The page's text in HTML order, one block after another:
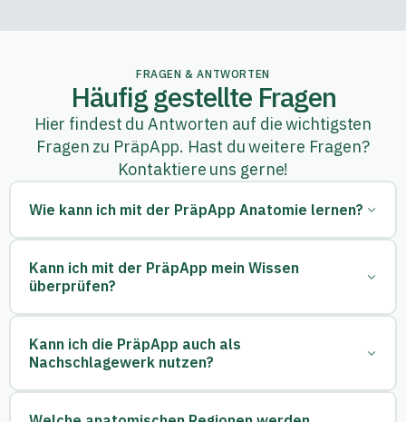
FRAGEN & ANTWORTEN
Häufig gestellte Fragen
Hier findest du Antworten auf die wichtigsten
Fragen zu PräpApp. Hast du weitere Fragen?
Kontaktiere uns gerne!
Wie kann ich mit der PräpApp Anatomie lernen?
Mit der PräpApp kannst du systematisch für deine
Anatomieprüfungen lernen. Schrittweise führen die Theorie-
Kapitel durch die einzelnen Themenbereiche. Die Texte werden
durch Zeichnungen, Fotografien und interaktive 360°-
Sektionen ergänzt und ermöglichen es, Anatomie ganzheitlich
zu lernen und zu verstehen.
Kann ich mit der PräpApp mein Wissen
überprüfen?
Ja. Über die Abfragen und Testate kannst du deinen aktuellen
Wissensstand konsequent überprüfen und erweitern. Durch die
verschiedenen Fragearten wirst du sowohl in der Theorie als
auch direkt am Präparat geprüft. Die Spracherkennung
Kann ich die PräpApp auch als
Nachschlagewerk nutzen?
Ja. Die PräpApp deckt die komplette anatomische